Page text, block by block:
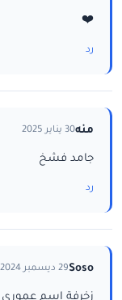
❤️
رد
منه30 يناير 2025
جامد فشخ
رد
Soso29 ديسمبر 2024
زخرفة اسم عموري